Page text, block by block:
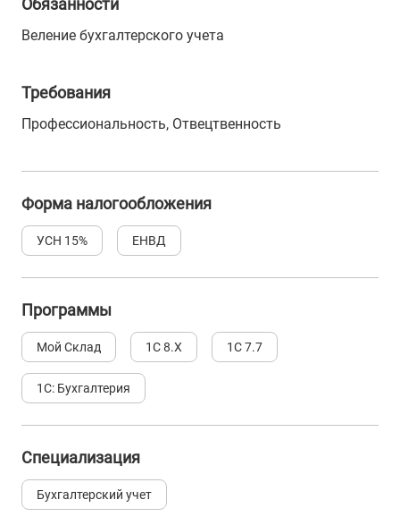
Обязанности
Веление бухгалтерского учета
Требования
Профессиональность, Отвецтвенность
Форма налогообложения
УСН 15% ЕНВД
Программы
Мой Склад 1С 8.Х 1С 7.7
1С: Бухгалтерия
Специализация
Бухгалтерский учет